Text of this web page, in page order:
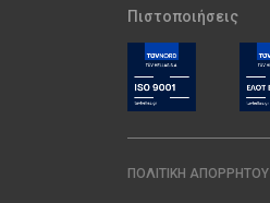
Πιστοποιήσεις
ΠΟΛΙΤΙΚΉ ΑΠΟΡΡΉΤΟΥ